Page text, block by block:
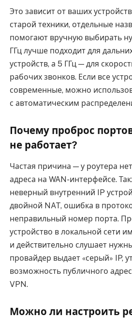
Это зависит от ваших
старой техники, отдельные
помогают вручную выбирать
ГГц лучше подходит для
устройств, а 5 ГГц — для
рабочих звонков. Если все
современные, можно
с автоматическим
Почему проброс
не работает?
Частая причина — у роутера
адреса на WAN-интерфейсе.
неверный внутренний IP
двойной NAT, ошибка в
неправильный номер порта.
устройство в локальной сети
и действительно слушает
провайдер выдает «серый» IP,
возможность публичного
VPN.
Можно ли настроить